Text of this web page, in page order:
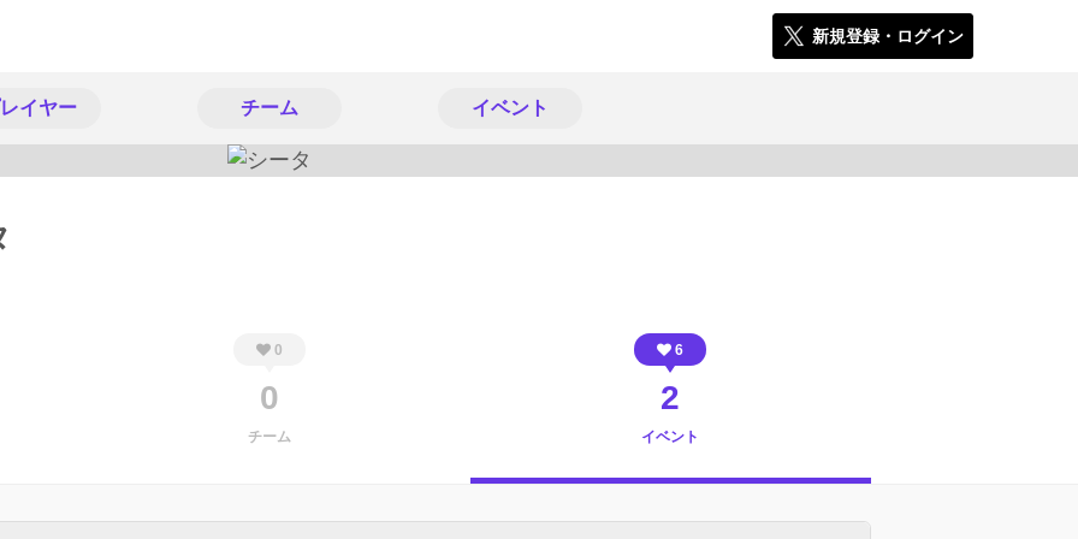
新規登録・ログイン
イヤー チーム イベント
0
0
チーム
6
2
イベント